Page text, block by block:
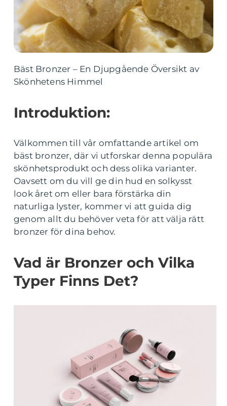
Bäst Bronzer – En Djupgående Översikt av
Skönhetens Himmel
Introduktion:
Välkommen till vår omfattande artikel om
bäst bronzer, där vi utforskar denna populära
skönhetsprodukt och dess olika varianter.
Oavsett om du vill ge din hud en solkysst
look året om eller bara förstärka din
naturliga lyster, kommer vi att guida dig
genom allt du behöver veta för att välja rätt
bronzer för dina behov.
Vad är Bronzer och Vilka
Typer Finns Det?